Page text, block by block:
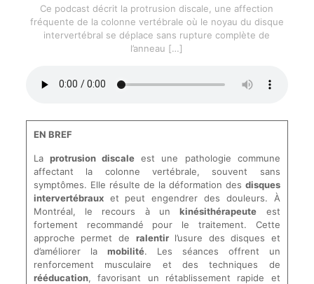
Ce podcast décrit la protrusion discale, une affection
fréquente de la colonne vertébrale où le noyau du disque
intervertébral se déplace sans rupture complète de
l’anneau […]
EN BREF
La protrusion discale est une pathologie commune
affectant la colonne vertébrale, souvent sans
symptômes. Elle résulte de la déformation des disques
intervertébrauxet peut engendrer des douleurs. À
Montréal, le recours à unkinésithérapeute est
fortement recommandé pour le traitement. Cette
approche permet de ralentirl’usure des disques et
d’améliorer la mobilité. Les séances offrent un
renforcement musculaire et des techniques de
rééducation, favorisant un rétablissement rapide et